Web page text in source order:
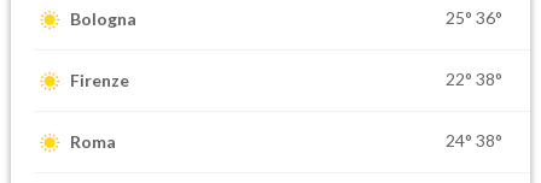
Bologna 25° 36°
Firenze 22° 38°
Roma 24° 38°